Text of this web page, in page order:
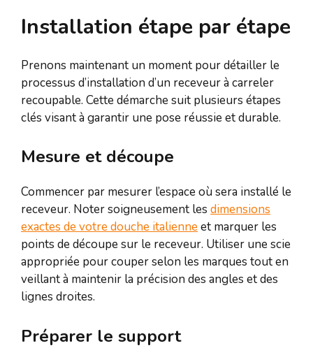
Installation étape par étape
Prenons maintenant un moment pour détailler le
processus d’installation d’un receveur à carreler
recoupable. Cette démarche suit plusieurs étapes
clés visant à garantir une pose réussie et durable.
Mesure et découpe
Commencer par mesurer l’espace où sera installé le
receveur. Noter soigneusement les dimensions
exactes de votre douche italienneet marquer les
points de découpe sur le receveur. Utiliser une scie
appropriée pour couper selon les marques tout en
veillant à maintenir la précision des angles et des
lignes droites.
Préparer le support